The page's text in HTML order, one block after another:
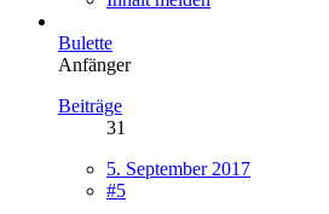
Bulette
Anfänger
Beiträge
31
5. September 2017
#5